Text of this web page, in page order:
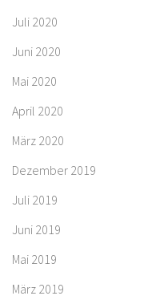
Juli 2020
Juni 2020
Mai 2020
April 2020
März 2020
Dezember 2019
Juli 2019
Juni 2019
Mai 2019
März 2019